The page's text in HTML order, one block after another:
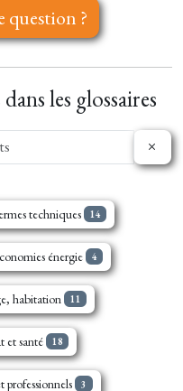
question ?
les glossaires
techniques 14
énergie 4
habitation 11
et santé 18
et professionnels 3